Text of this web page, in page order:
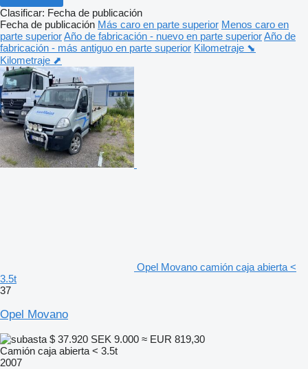
Clasificar: Fecha de publicación
Fecha de publicación Más caro en parte superior Menos caro en
parte superiorAño de fabricación - nuevo en parte superiorAño de
fabricación - más antiguo en parte superior Kilometraje ⬊
Kilometraje ⬈
Opel Movano camión caja abierta <
3.5t
37
Opel Movano
$ 37.920 SEK 9.000 ≈ EUR 819,30
Camión caja abierta < 3.5t
2007